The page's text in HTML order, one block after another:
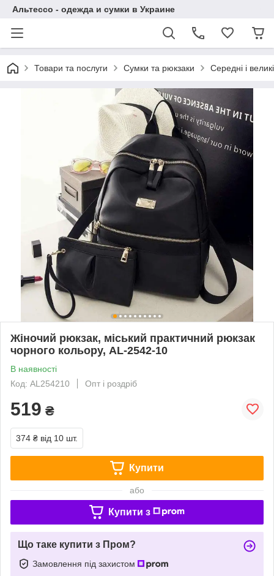
Альтессо - одежда и сумки в Украине
Товари та послуги Сумки та рюкзаки Середні і
Жіночий рюкзак, міський практичний рюкзак
чорного кольору, AL-2542-10
В наявності
Код: AL254210
Опт і роздріб
519 ₴
374 ₴ від 10 шт.
Купити
або
Купити з
Що таке купити з Пром?
Замовлення під захистом